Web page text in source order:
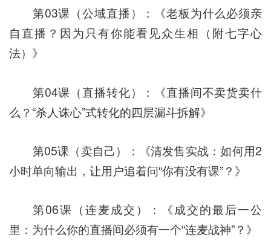
第03课（公域直播）：《老板为什么必须亲
自直播？因为只有你能看见众生相（附七字心
法）》
第04课（直播转化）：《直播间不卖货卖什
么？“杀人诛心”式转化的四层漏斗拆解》
第05课（卖自己）：《清发售实战：如何用2
小时单向输出，让用户追着问“你有没有课”？》
第06课（连麦成交）：《成交的最后一公
里：为什么你的直播间必须有一个“连麦战神”？》